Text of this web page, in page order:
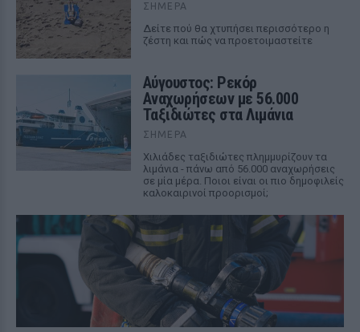
ΣΉΜΕΡΑ
Δείτε πού θα χτυπήσει περισσότερο η
ζέστη και πώς να προετοιμαστείτε
Αύγουστος: Ρεκόρ
Αναχωρήσεων με 56.000
Ταξιδιώτες στα Λιμάνια
ΣΉΜΕΡΑ
Χιλιάδες ταξιδιώτες πλημμυρίζουν τα
λιμάνια - πάνω από 56.000 αναχωρήσεις
σε μία μέρα. Ποιοι είναι οι πιο δημοφιλείς
καλοκαιρινοί προορισμοί;